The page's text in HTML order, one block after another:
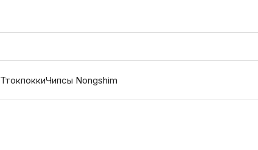
ТтокпоккиЧипсы Nongshim